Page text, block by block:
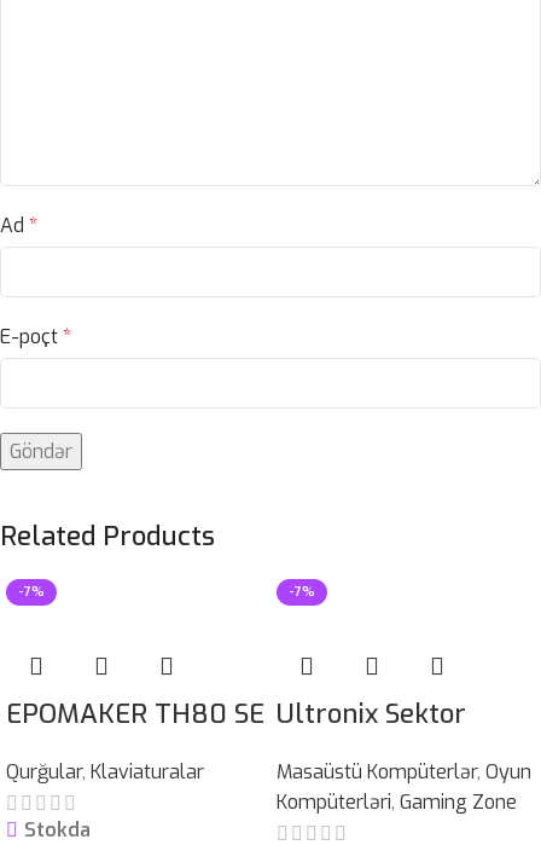
Ad *
E-poçt*
Related Products
-7%
EPOMAKER TH80 SE
Qurğular, Klaviaturalar
Stokda
-7%
Ultronix Sektor
Masaüstü Kompüterlər, Oyun
Kompüterləri, Gaming Zone